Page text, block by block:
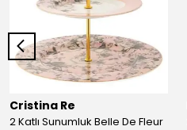
Cristina Re
2 Katlı Sunumluk Belle De Fleur